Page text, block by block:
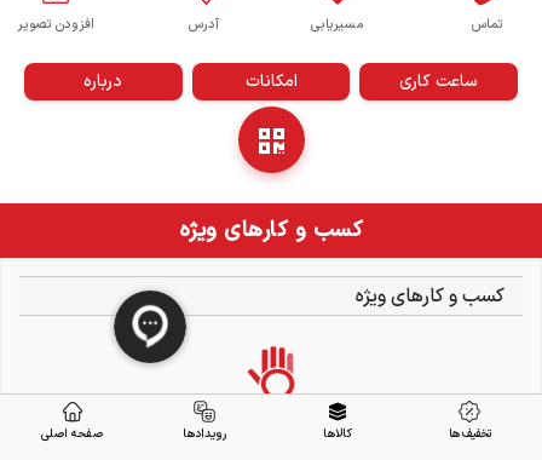
تماس مسیریابی آدرس افزودن تصویر
ساعت کاری امکانات درباره
کسب و کارهای ویژه
کسب و کارهای ویژه
تخفیف ها کالاها رویدادها صفحه اصلی